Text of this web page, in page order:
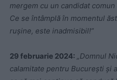
mergem cu un candidat
Ce se întâmplă în momentul
rușine, este inadmisibil!”
29 februarie 2024:
„Domnul
calamitate pentru Bucureşti şi